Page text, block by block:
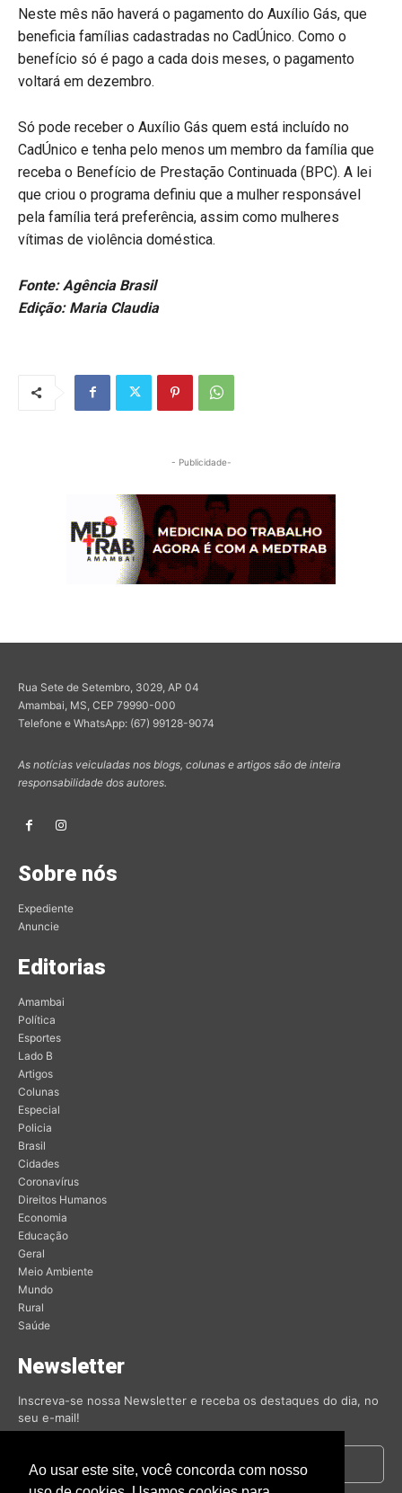
Neste mês não haverá o pagamento do Auxílio Gás, que
beneficia famílias cadastradas no CadÚnico. Como o
benefício só é pago a cada dois meses, o pagamento
voltará em dezembro.
Só pode receber o Auxílio Gás quem está incluído no
CadÚnico e tenha pelo menos um membro da família que
receba o Benefício de Prestação Continuada (BPC). A lei
que criou o programa definiu que a mulher responsável
pela família terá preferência, assim como mulheres
vítimas de violência doméstica.
Fonte: Agência Brasil
Edição: Maria Claudia
- Publicidade-
Rua Sete de Setembro, 3029, AP 04
Amambai, MS, CEP 79990-000
Telefone e WhatsApp: (67) 99128-9074
As notícias veiculadas nos blogs, colunas e artigos são de inteira
responsabilidade dos autores.
Sobre nós
Expediente
Anuncie
Editorias
Amambai
Política
Esportes
Lado B
Artigos
Colunas
Especial
Policia
Brasil
Cidades
Coronavírus
Direitos Humanos
Economia
Educação
Geral
Meio Ambiente
Mundo
Rural
Saúde
Newsletter
Inscreva-se nossa Newsletter e receba os destaques do dia, no
seu e-mail!
Ao usar este site, você concorda com nosso